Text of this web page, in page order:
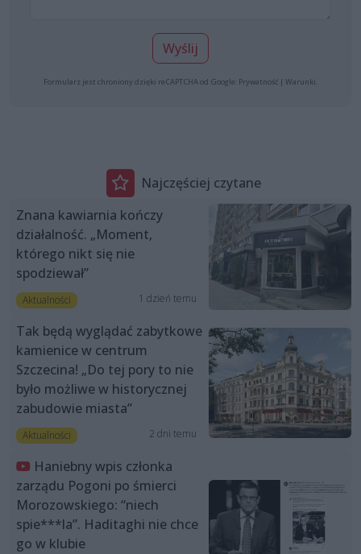
Wyślij
Formularz jest chroniony dzięki reCAPTCHA od Google: Prywatność | Warunki
Najczęściej czytane
Znana kawiarnia kończy
działalność. „Moment,
którego nikt się nie
spodziewał”
Aktualności 1 dzień temu
Tak będą wyglądać zabytkowe
kamienice w centrum
Szczecina! „Do tej pory to nie
było możliwe w historycznej
zabudowie miasta”
Aktualności 2 dni temu
Haniebny wpis członka
zarządu Pogoni po śmierci
Morozowskiego: “niech
spie***la”. Haditaghi nie chce
go w klubie